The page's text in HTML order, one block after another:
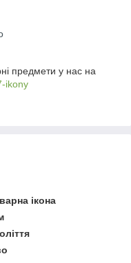
предмети у нас на
ikony
ікона